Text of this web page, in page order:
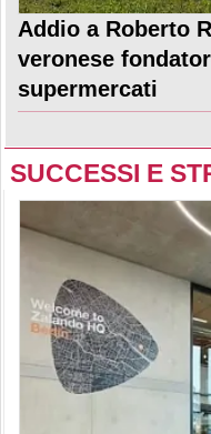
Addio a Roberto
veronese
supermercati
SUCCESSI E